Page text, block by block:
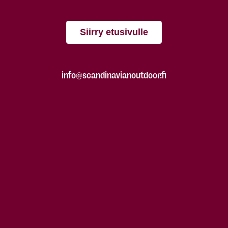
Siirry etusivulle
info@scandinavianoutdoor.fi